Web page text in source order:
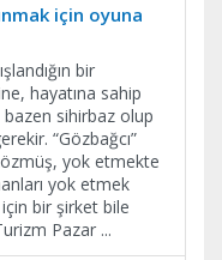
için oyuna
bir
hayatına sahip
bazen sihirbaz olup
“Gözbağcı”
yok etmekte
yok etmek
bir şirket bile
Pazar ...